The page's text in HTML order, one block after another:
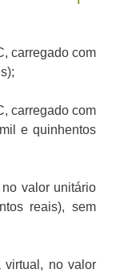
carregado com
carregado com
e quinhentos
valor unitário
reais), sem
virtual, no valor